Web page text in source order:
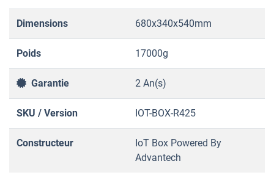
Dimensions 680x340x540mm
Poids 17000g
Garantie 2 An(s)
SKU / Version IOT-BOX-R425
Constructeur
IoT Box Powered By
Advantech